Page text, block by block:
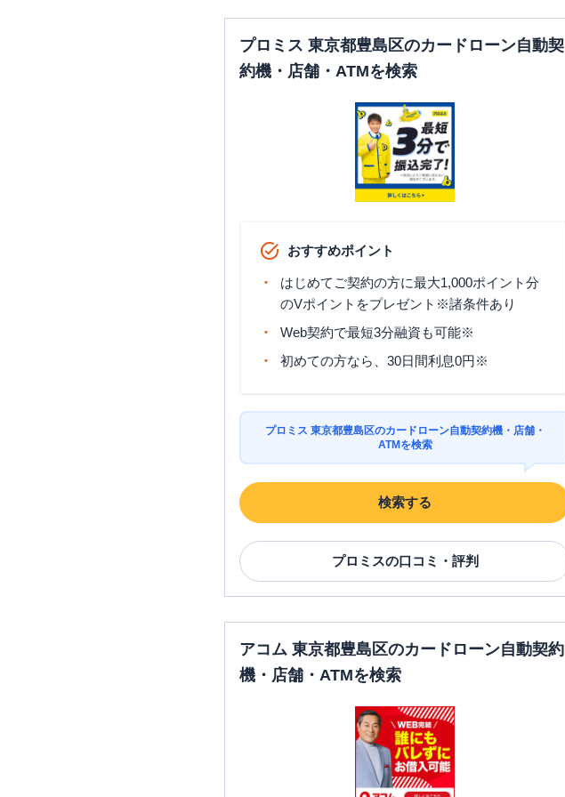
プロミス 東京都豊島区のカードローン自動契
約機・店舗・ATMを検索
おすすめポイント
はじめてご契約の方に最大1,000ポイント分
のVポイントをプレゼント※諸条件あり
Web契約で最短3分融資も可能※
初めての方なら、30日間利息0円※
プロミス 東京都豊島区のカードローン自動契約機・店舗・
ATMを検索
検索する
プロミスの口コミ・評判
アコム 東京都豊島区のカードローン自動契約
機・店舗・ATMを検索